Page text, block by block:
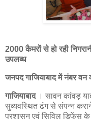
2000 कैमरों से हो रही
उपलब्ध
जनपद गाजियाबाद में नंबर वन
गाजियाबाद। सावन कांवड़
सुव्यवस्थित ढंग से संपन्न
प्रशासन एवं सिविल डिफेंस